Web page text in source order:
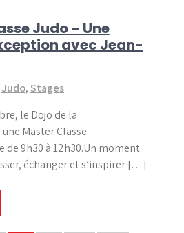
Judo – Une
avec Jean-
Judo, Stages
le Dojo de la
Master Classe
de 9h30 à 12h30.Un moment
échanger et s’inspirer […]